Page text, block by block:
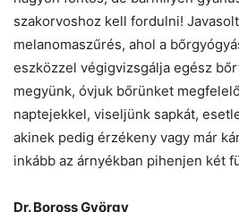
szakorvoshoz kell fordulni!
melanomaszűrés, ahol a
eszközzel végigvizsgálja egész
megyünk, óvjuk bőrünket
naptejekkel, viseljünk sapkát,
akinek pedig érzékeny vagy már
inkább az árnyékban pihenjen két
Dr. Boross György